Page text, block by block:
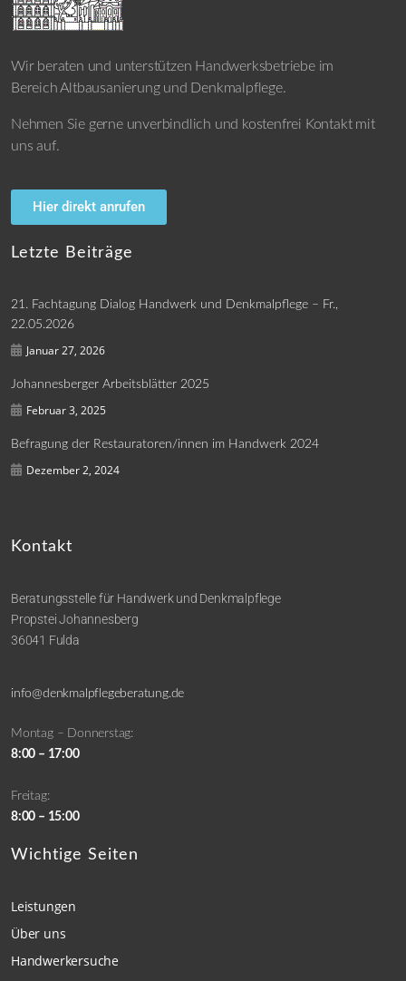
Wir beraten und unterstützen Handwerksbetriebe im
Bereich Altbausanierung und Denkmalpflege.
Nehmen Sie gerne unverbindlich und kostenfrei Kontakt mit
uns auf.
Hier direkt anrufen
Letzte Beiträge
21. Fachtagung Dialog Handwerk und Denkmalpflege – Fr.,
22.05.2026
Januar 27, 2026
Johannesberger Arbeitsblätter 2025
Februar 3, 2025
Befragung der Restauratoren/innen im Handwerk 2024
Dezember 2, 2024
Kontakt
Beratungsstelle für Handwerk und Denkmalpflege
Propstei Johannesberg
36041 Fulda
info@denkmalpflegeberatung.de
Montag – Donnerstag:
8:00 – 17:00
Freitag:
8:00 – 15:00
Wichtige Seiten
Leistungen
Über uns
Handwerkersuche